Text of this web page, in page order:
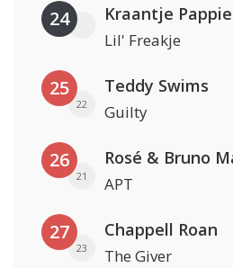
24 Kraantje
Lil' Freakje
25
22
Teddy Swims
Guilty
26
21
Rosé & Bruno
APT
27
23
Chappell Roan
The Giver